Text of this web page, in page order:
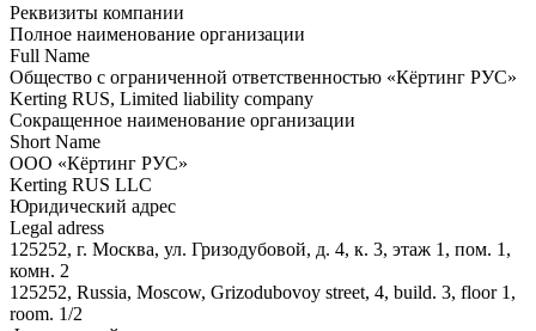
Реквизиты компании
Полное наименование организации
Full Name
Общество с ограниченной ответственностью «Кёртинг РУС»
Kerting RUS, Limited liability company
Сокращенное наименование организации
Short Name
ООО «Кёртинг РУС»
Kerting RUS LLC
Юридический адрес
Legal adress
125252, г. Москва, ул. Гризодубовой, д. 4, к. 3, этаж 1, пом. 1,
комн. 2
125252, Russia, Moscow, Grizodubovoy street, 4, build. 3, floor 1,
room. 1/2